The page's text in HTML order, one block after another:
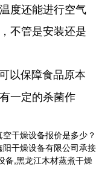
度还能进行空气
不管是安装还是
以保障食品原本
一定的杀菌作
干燥设备报价是多少？
干燥设备有限公司承接
备,黑龙江木材蒸煮干燥